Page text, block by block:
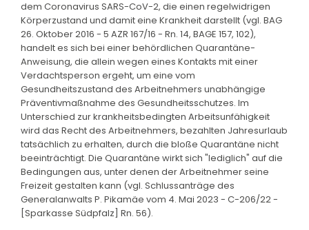
dem Coronavirus SARS-CoV-2, die einen regelwidrigen
Körperzustand und damit eine Krankheit darstellt (vgl. BAG
26. Oktober 2016 - 5 AZR 167/16 - Rn. 14, BAGE 157, 102),
handelt es sich bei einer behördlichen Quarantäne-
Anweisung, die allein wegen eines Kontakts mit einer
Verdachtsperson ergeht, um eine vom
Gesundheitszustand des Arbeitnehmers unabhängige
Präventivmaßnahme des Gesundheitsschutzes. Im
Unterschied zur krankheitsbedingten Arbeitsunfähigkeit
wird das Recht des Arbeitnehmers, bezahlten Jahresurlaub
tatsächlich zu erhalten, durch die bloße Quarantäne nicht
beeinträchtigt. Die Quarantäne wirkt sich "lediglich" auf die
Bedingungen aus, unter denen der Arbeitnehmer seine
Freizeit gestalten kann (vgl. Schlussanträge des
Generalanwalts P. Pikamäe vom 4. Mai 2023 - C-206/22 -
[Sparkasse Südpfalz] Rn. 56).